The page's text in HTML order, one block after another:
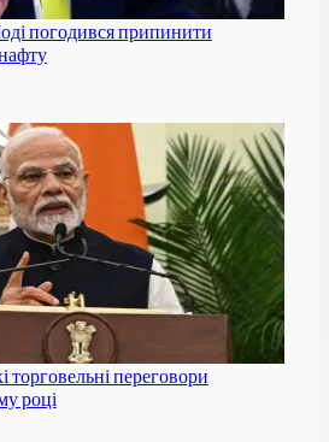
погодився припинити
торговельні переговори
році